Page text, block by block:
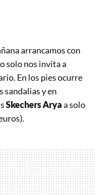
arrancamos con
solo nos invita a
En los pies ocurre
sandalias y en
Skechers Aryaa solo